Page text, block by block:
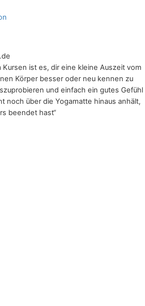
Kursen ist es, dir eine kleine Auszeit vom
Körper besser oder neu kennen zu
und einfach ein gutes Gefühl
noch über die Yogamatte hinaus anhält,
beendet hast“